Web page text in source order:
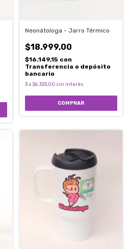
Neonátologa - Jarro Térmico
$18.999,00
$16.149,15 con
Transferencia o depósito
bancario
3 x $6.333,00 sin interés